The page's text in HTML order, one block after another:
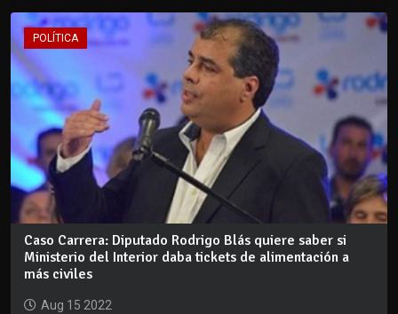
POLÍTICA
Caso Carrera: Diputado Rodrigo Blás quiere saber si
Ministerio del Interior daba tickets de alimentación a
más civiles
Aug 15 2022